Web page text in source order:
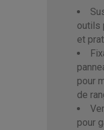
outils
et
pour
de
pour